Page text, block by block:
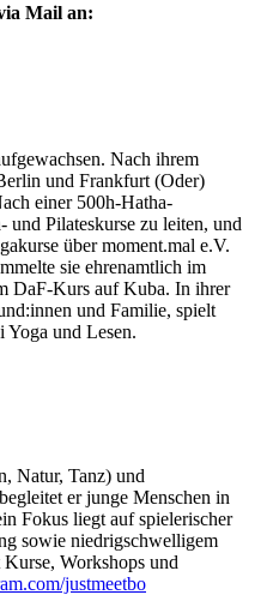
Mail an:
Nach ihrem
und Frankfurt (Oder)
einer 500h-Hatha-
und Pilateskurse zu leiten, und
über moment.mal e.V.
sie ehrenamtlich im
DaF-Kurs auf Kuba. In ihrer
und Familie, spielt
Yoga und Lesen.
Natur, Tanz) und
er junge Menschen in
Fokus liegt auf spielerischer
sowie niedrigschwelligem
Workshops und
justmeetbo